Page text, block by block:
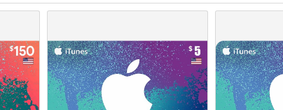
Ako imate bilo kakvih
Ovi kodovi nemaju datum
Sadržaj koji se može
biste igrali ovu
Za neke proizvode